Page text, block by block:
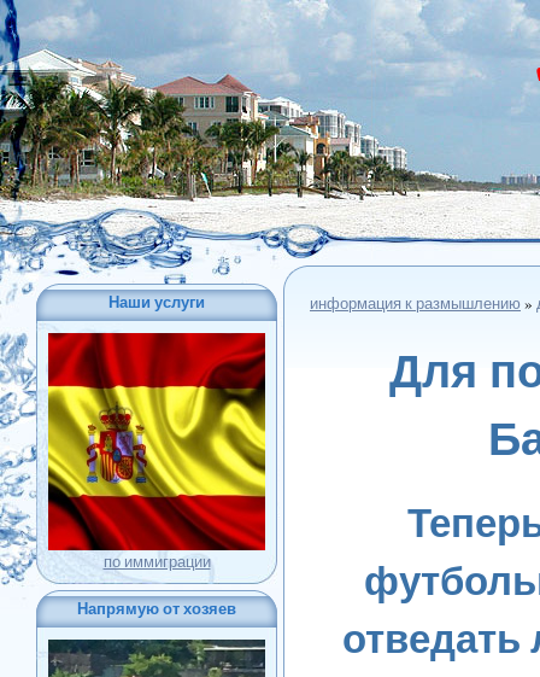
Наши услуги
по иммиграции
Напрямую от хозяев
информация к размышлению»
Для